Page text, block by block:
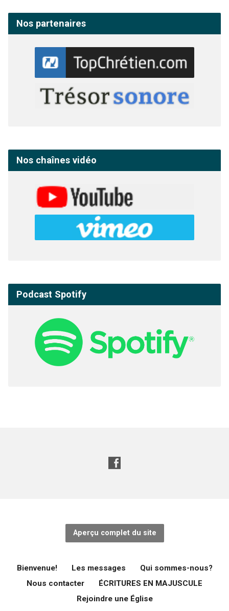
Nos partenaires
Nos chaînes vidéo
Podcast Spotify
Aperçu complet du site
Bienvenue! Les messages
Qui sommes-nous?
Nous contacter
ÉCRITURES EN MAJUSCULE
Rejoindre une Église